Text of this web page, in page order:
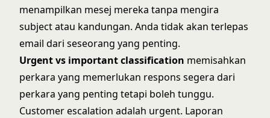
menampilkan mesej mereka tanpa mengira
subject atau kandungan. Anda tidak akan terlepas
email dari seseorang yang penting.
Urgent vs important classification memisahkan
perkara yang memerlukan respons segera dari
perkara yang penting tetapi boleh tunggu.
Customer escalation adalah urgent. Laporan